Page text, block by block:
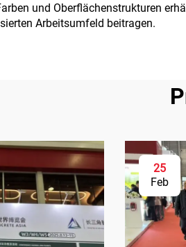
und Oberflächenstrukturen
Arbeitsumfeld beitragen.
25
Feb